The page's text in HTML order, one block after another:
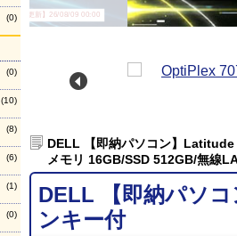
(0)
(0)
(10)
(8)
(6)
(1)
(0)
【最終更新】26/08/09 00:00
DELL 【即納パソコン】
メモリ 16GB/SSD 512GB/無線
DELL 【即納パソ
ンキー付